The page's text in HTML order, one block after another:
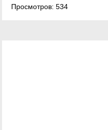
Просмотров: 534